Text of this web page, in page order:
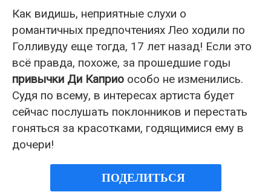
Как видишь, неприятные слухи о
романтичных предпочтениях Лео ходили по
Голливуду еще тогда, 17 лет назад! Если это
всё правда, похоже, за прошедшие годы
привычки Ди Каприо особо не изменились.
Судя по всему, в интересах артиста будет
сейчас послушать поклонников и перестать
гоняться за красотками, годящимися ему в
дочери!
ПОДЕЛИТЬСЯ